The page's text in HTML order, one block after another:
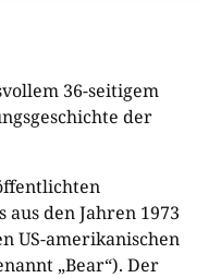
36-seitigem
der
den Jahren 1973
US-amerikanischen
„Bear“). Der